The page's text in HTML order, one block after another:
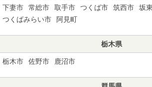
下妻市
常総市 取手市 つくば市 筑西市 坂
つくばみらい市
阿見町
栃木県
栃木市 佐野市 鹿沼市